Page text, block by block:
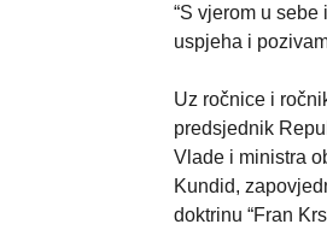
“S vjerom u
uspjeha i
Uz ročnice i
predsjednik
Vlade i ministra
Kundid,
doktrinu “Fran